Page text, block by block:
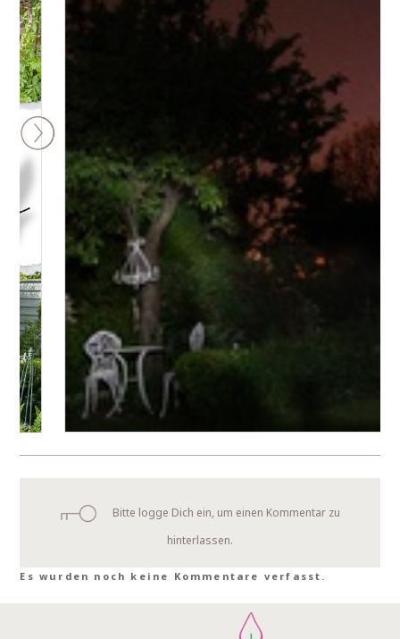
Bitte logge Dich ein, um einen Kommentar zu
hinterlassen.
Es wurden noch keine Kommentare verfasst.